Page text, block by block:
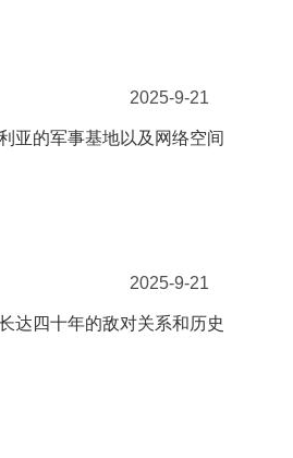
2025-9-21
亚的军事基地以及网络空间
2025-9-21
达四十年的敌对关系和历史